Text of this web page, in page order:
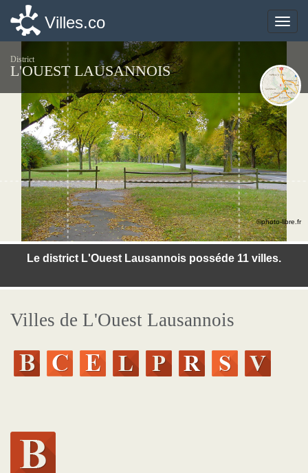
Toggle
Villes.co
District
L'OUEST LAUSANNOIS
Le district L'Ouest Lausannois posséde 11 villes.
©photo-libre.fr
Villes de L'Ouest Lausannois
Toggle
Villes.co